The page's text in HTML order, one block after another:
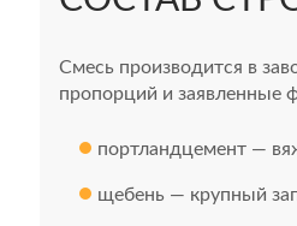
Смесь производится в
пропорций и заявленные
портландцемент —
щебень — крупный